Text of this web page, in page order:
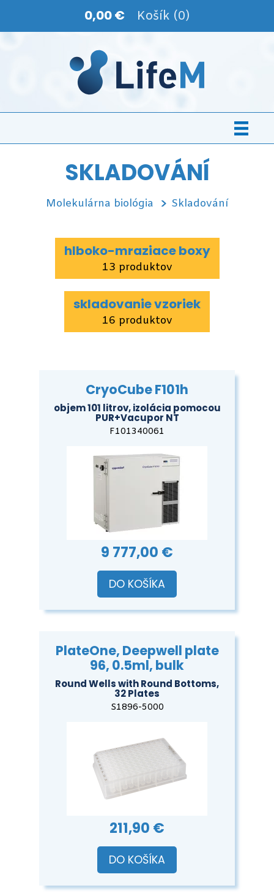
0,00 € Košík (0)
SKLADOVÁNÍ
Molekulárna biológia Skladování
hlboko-mraziace boxy
13 produktov
skladovanie vzoriek
16 produktov
CryoCube F101h
objem 101 litrov, izolácia pomocou
PUR+Vacupor NT
F101340061
9 777,00 €
DO KOŠÍKA
PlateOne, Deepwell plate
96, 0.5ml, bulk
Round Wells with Round Bottoms,
32 Plates
S1896-5000
211,90 €
DO KOŠÍKA